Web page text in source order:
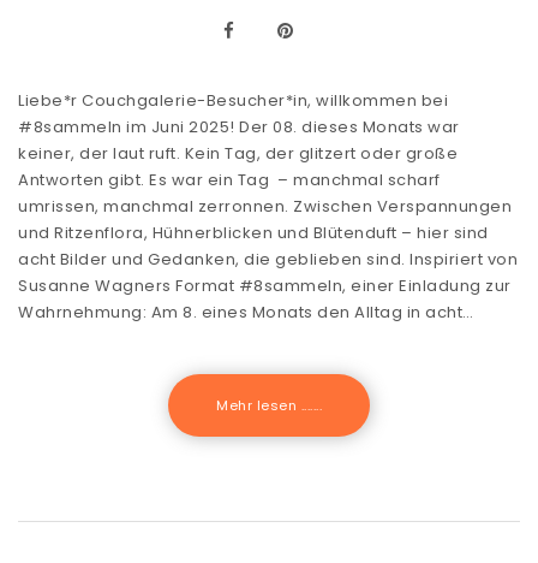
Liebe*r Couchgalerie-Besucher*in, willkommen bei
#8sammeln im Juni 2025! Der 08. dieses Monats war
keiner, der laut ruft. Kein Tag, der glitzert oder große
Antworten gibt. Es war ein Tag – manchmal scharf
umrissen, manchmal zerronnen. Zwischen Verspannungen
und Ritzenflora, Hühnerblicken und Blütenduft – hier sind
acht Bilder und Gedanken, die geblieben sind. Inspiriert von
Susanne Wagners Format #8sammeln, einer Einladung zur
Wahrnehmung: Am 8. eines Monats den Alltag in acht…
Mehr lesen .......